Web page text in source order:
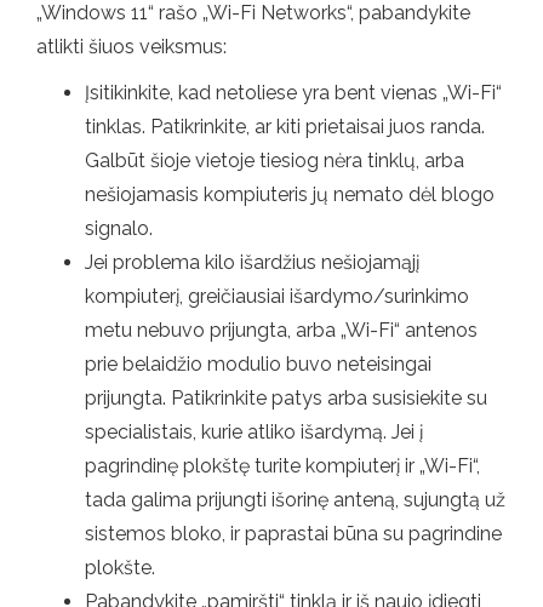
„Windows 11“ rašo „Wi-Fi Networks“, pabandykite
atlikti šiuos veiksmus:
Įsitikinkite, kad netoliese yra bent vienas „Wi-Fi“
tinklas. Patikrinkite, ar kiti prietaisai juos randa.
Galbūt šioje vietoje tiesiog nėra tinklų, arba
nešiojamasis kompiuteris jų nemato dėl blogo
signalo.
Jei problema kilo išardžius nešiojamąjį
kompiuterį, greičiausiai išardymo/surinkimo
metu nebuvo prijungta, arba „Wi-Fi“ antenos
prie belaidžio modulio buvo neteisingai
prijungta. Patikrinkite patys arba susisiekite su
specialistais, kurie atliko išardymą. Jei į
pagrindinę plokštę turite kompiuterį ir „Wi-Fi“,
tada galima prijungti išorinę anteną, sujungtą už
sistemos bloko, ir paprastai būna su pagrindine
plokšte.
Pabandykite „pamiršti“ tinklą ir iš naujo įdiegti